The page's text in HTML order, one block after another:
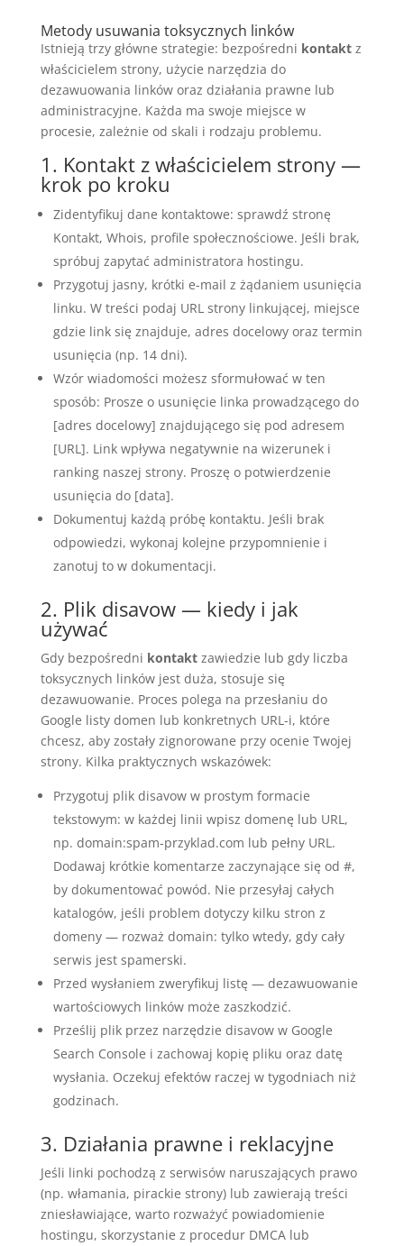
Metody usuwania toksycznych linków
Istnieją trzy główne strategie: bezpośredni kontaktz
właścicielem strony, użycie narzędzia do
dezawuowania linków oraz działania prawne lub
administracyjne. Każda ma swoje miejsce w
procesie, zależnie od skali i rodzaju problemu.
1. Kontakt z właścicielem strony —
krok po kroku
Zidentyfikuj dane kontaktowe: sprawdź stronę
Kontakt, Whois, profile społecznościowe. Jeśli brak,
spróbuj zapytać administratora hostingu.
Przygotuj jasny, krótki e-mail z żądaniem usunięcia
linku. W treści podaj URL strony linkującej, miejsce
gdzie link się znajduje, adres docelowy oraz termin
usunięcia (np. 14 dni).
Wzór wiadomości możesz sformułować w ten
sposób: Prosze o usunięcie linka prowadzącego do
[adres docelowy] znajdującego się pod adresem
[URL]. Link wpływa negatywnie na wizerunek i
ranking naszej strony. Proszę o potwierdzenie
usunięcia do [data].
Dokumentuj każdą próbę kontaktu. Jeśli brak
odpowiedzi, wykonaj kolejne przypomnienie i
zanotuj to w dokumentacji.
2. Plik disavow — kiedy i jak
używać
Gdy bezpośredni kontaktzawiedzie lub gdy liczba
toksycznych linków jest duża, stosuje się
dezawuowanie. Proces polega na przesłaniu do
Google listy domen lub konkretnych URL-i, które
chcesz, aby zostały zignorowane przy ocenie Twojej
strony. Kilka praktycznych wskazówek:
Przygotuj plik disavow w prostym formacie
tekstowym: w każdej linii wpisz domenę lub URL,
np. domain:spam-przyklad.com lub pełny URL.
Dodawaj krótkie komentarze zaczynające się od #,
by dokumentować powód. Nie przesyłaj całych
katalogów, jeśli problem dotyczy kilku stron z
domeny — rozważ domain: tylko wtedy, gdy cały
serwis jest spamerski.
Przed wysłaniem zweryfikuj listę — dezawuowanie
wartościowych linków może zaszkodzić.
Prześlij plik przez narzędzie disavow w Google
Search Console i zachowaj kopię pliku oraz datę
wysłania. Oczekuj efektów raczej w tygodniach niż
godzinach.
3. Działania prawne i reklacyjne
Jeśli linki pochodzą z serwisów naruszających prawo
(np. włamania, pirackie strony) lub zawierają treści
zniesławiające, warto rozważyć powiadomienie
hostingu, skorzystanie z procedur DMCA lub